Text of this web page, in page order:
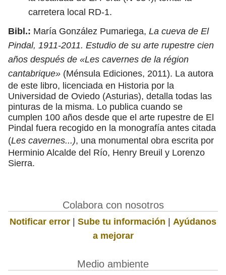
carretera local RD-1.
Bibl.: María González Pumariega, La cueva de El
Pindal, 1911-2011. Estudio de su arte rupestre cien
años después de «Les cavernes de la région
cantabrique» (Ménsula Ediciones, 2011). La autora
de este libro, licenciada en Historia por la
Universidad de Oviedo (Asturias), detalla todas las
pinturas de la misma. Lo publica cuando se
cumplen 100 años desde que el arte rupestre de El
Pindal fuera recogido en la monografía antes citada
(Les cavernes...), una monumental obra escrita por
Herminio Alcalde del Río, Henry Breuil y Lorenzo
Sierra.
Colabora con nosotros
Notificar error | Sube tu información | Ayúdanos
a mejorar
Medio ambiente